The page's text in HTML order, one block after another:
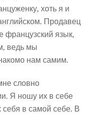
хоть я и
Продавец
французский язык,
ведь мы
нам самим.
словно
Я ношу их в себе
в самой себе. В